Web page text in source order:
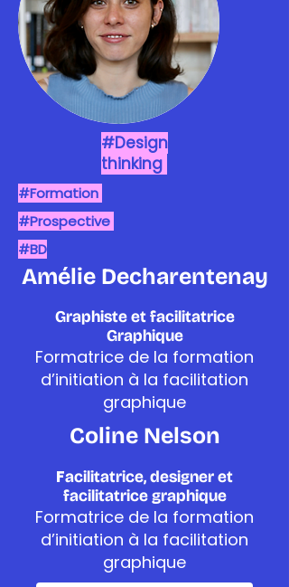
#Design
thinking
#Formation
#Prospective
#BD
Amélie Decharentenay
Graphiste et facilitatrice
Graphique
Formatrice de la formation
d’initiation à la facilitation
graphique
Coline Nelson
Facilitatrice, designer et
facilitatrice graphique
Formatrice de la formation
d’initiation à la facilitation
graphique